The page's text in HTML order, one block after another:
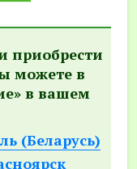
приобрести
можете в
в вашем
(Беларусь)